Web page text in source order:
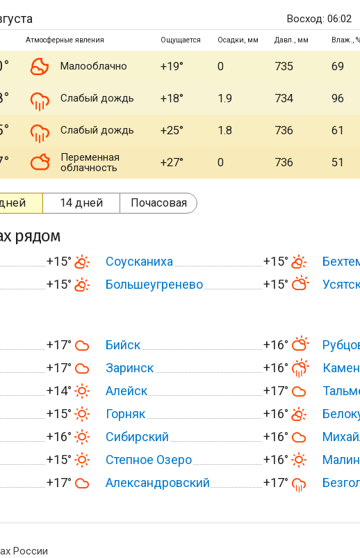
Восход: 06:02
Атмосферные явления Ощущается Осадки, мм Давл., мм Влаж., %
Малооблачно +19° 0 735 69
Слабый дождь +18° 1.9 734 96
Слабый дождь +25° 1.8 736 61
Переменная
облачность
+27° 0 736 51
14 дней Почасовая
рядом
+15° Соусканиха +15°
+15° Большеугренево +15°
+17° Бийск +16°
+17° Заринск +16°
+14° Алейск +17°
+15° Горняк +16°
+16° Сибирский +16°
+15° Степное Озеро +16°
+17° Александровский +17°
России